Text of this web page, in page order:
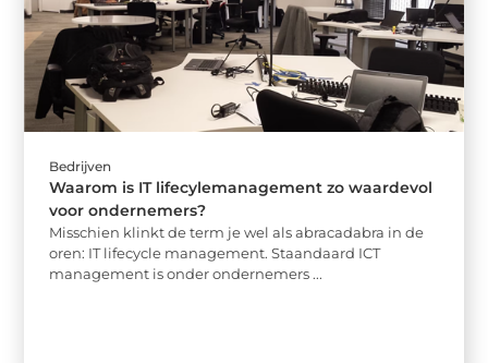
Bedrijven
Waarom is IT lifecylemanagement zo waardevol
voor ondernemers?
Misschien klinkt de term je wel als abracadabra in de
oren: IT lifecycle management. Staandaard ICT
management is onder ondernemers ...